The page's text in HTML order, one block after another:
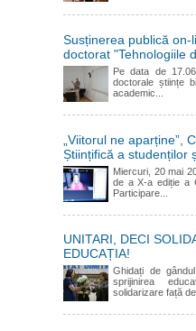
Susținerea publică on-
doctorat "Tehnologiile
Pe data de
doctorale științe
academic...
„Viitorul ne aparține”,
Științifică a studenților
Miercuri, 20 mai
de a X-a ediție a
Participare...
UNITARI, DECI
EDUCAȚIA!
Ghidați de
sprijinirea
solidarizare față